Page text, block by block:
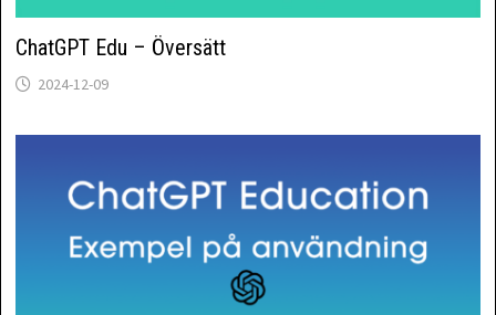
ChatGPT Edu – Översätt
2024-12-09